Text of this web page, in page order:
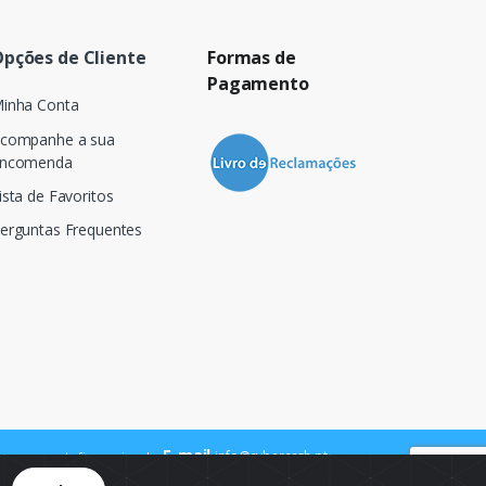
de Cliente
Conta
a sua
de Favoritos
Frequentes
Formas de
Pagamento
para a rede fixa nacional E-mail info@cybercash.pt